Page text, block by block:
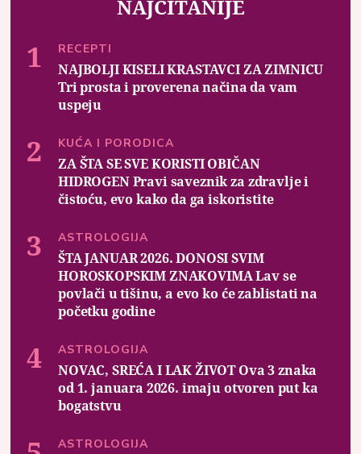
NAJČITANIJE
RECEPTI
NAJBOLJI KISELI KRASTAVCI ZA ZIMNICU
Tri prosta i proverena načina da vam
uspeju
KUĆA I PORODICA
ZA ŠTA SE SVE KORISTI OBIČAN
HIDROGEN Pravi saveznik za zdravlje i
čistoću, evo kako da ga iskoristite
ASTROLOGIJA
ŠTA JANUAR 2026. DONOSI SVIM
HOROSKOPSKIM ZNAKOVIMA Lav se
povlači u tišinu, a evo ko će zablistati na
početku godine
ASTROLOGIJA
NOVAC, SREĆA I LAK ŽIVOT Ova 3 znaka
od 1. januara 2026. imaju otvoren put ka
bogatstvu
ASTROLOGIJA